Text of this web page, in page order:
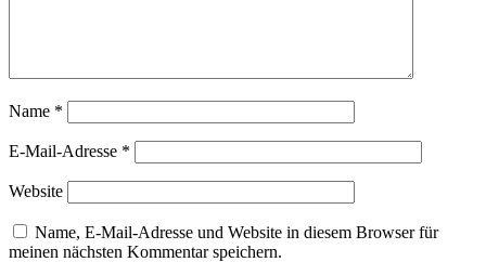
Name *
E-Mail-Adresse *
Website
Name, E-Mail-Adresse und Website in diesem Browser für
meinen nächsten Kommentar speichern.